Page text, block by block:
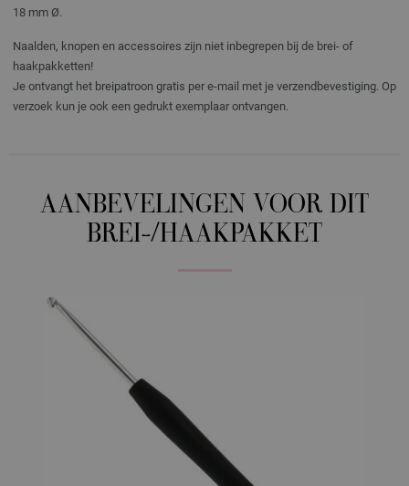
18 mm Ø.
Naalden, knopen en accessoires zijn niet inbegrepen bij de brei- of
haakpakketten!
Je ontvangt het breipatroon gratis per e-mail met je verzendbevestiging. Op
verzoek kun je ook een gedrukt exemplaar ontvangen.
AANBEVELINGEN VOOR DIT
BREI-/HAAKPAKKET